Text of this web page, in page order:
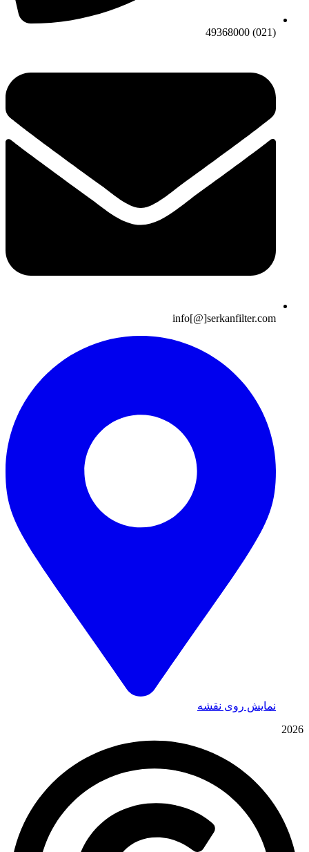
(021) 49368000
info[@]serkanfilter.com
نمایش روی نقشه
2026